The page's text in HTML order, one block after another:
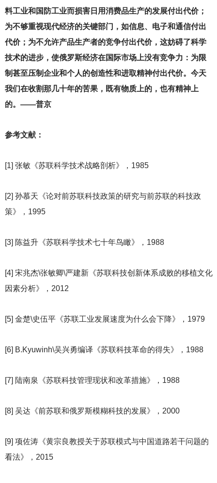
料工业和国防工业而损害日用消费品生产的发展付出代价；
为不够重视现代经济的关键部门，如信息、电子和通信付出
代价；为不允许产品生产者的竞争付出代价，这妨碍了科学
技术的进步，使俄罗斯经济在国际市场上没有竞争力：为限
制甚至压制企业和个人的创造性和进取精神付出代价。今天
我们在收割那几十年的苦果，既有物质上的，也有精神上
的。——普京
参考文献：
[1] 张敏《苏联科学技术战略剖析》，1985
[2] 孙慕天《论对前苏联科技政策的研究与前苏联的科技政
策》，1995
[3] 陈益升《苏联科学技术七十年鸟瞰》，1988
[4] 宋兆杰\张敏卿\严建新《苏联科技创新体系成败的移植文化
因素分析》，2012
[5] 金楚\史伍平《苏联工业发展速度为什么会下降》，1979
[6] B.Kyuwinh\吴兴勇编译《苏联科技革命的得失》，1988
[7] 陆南泉《苏联科技管理现状和改革措施》，1988
[8] 吴达《前苏联和俄罗斯模糊科技的发展》，2000
[9] 项佐涛《黄宗良教授关于苏联模式与中国道路若干问题的
看法》，2015